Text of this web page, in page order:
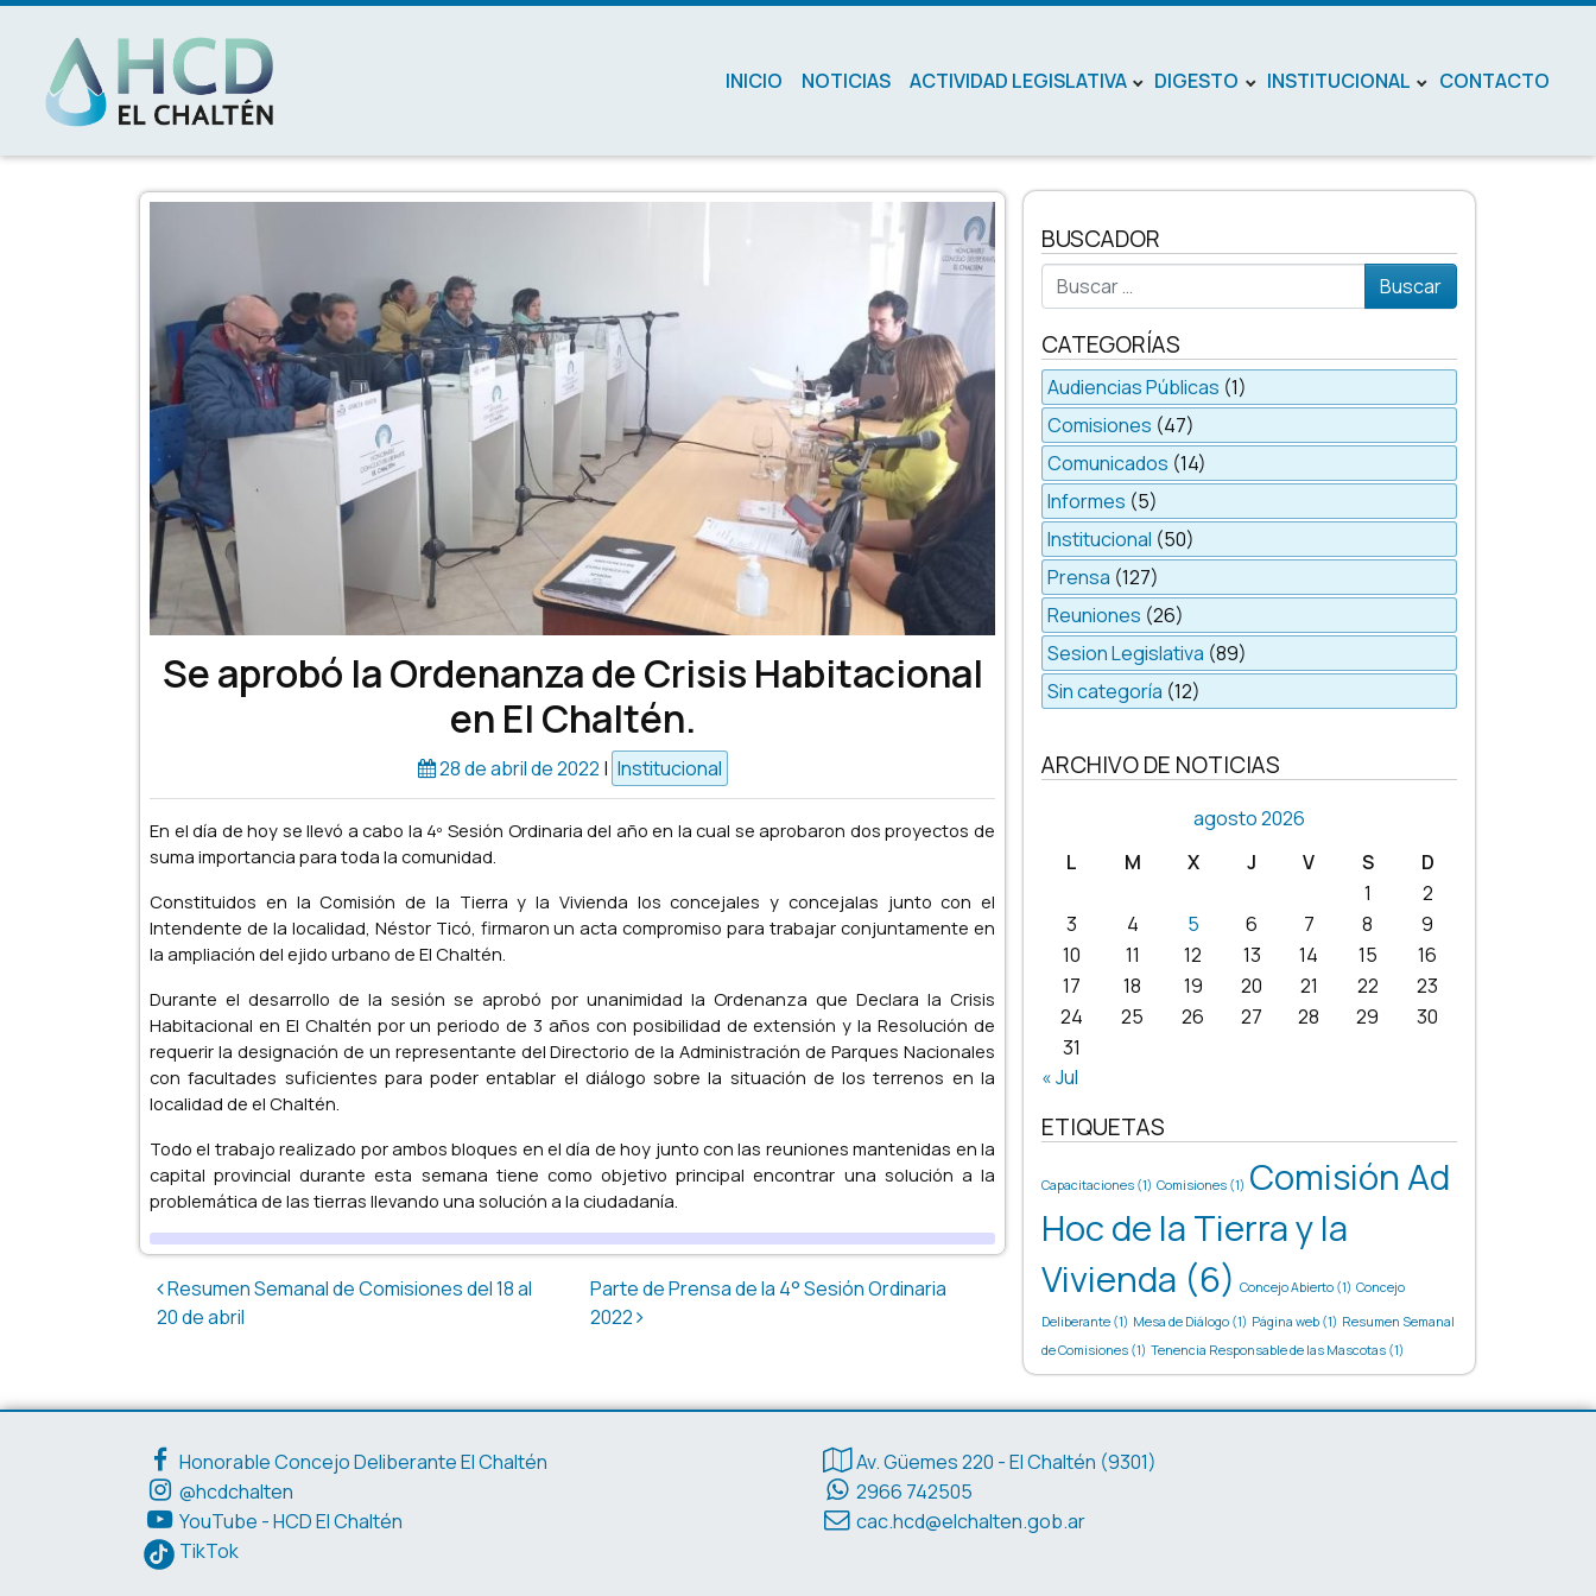
MAIN NAVIGATION INICIO NOTICIAS ACTIVIDAD LEGISLATIVA DIGESTO INSTITUCIONAL CONTACTO
Se aprobó la Ordenanza de Crisis Habitacional
en El Chaltén.
28 de abril de 2022 | Institucional
En el día de hoy se llevó a cabo la 4º Sesión Ordinaria del año en la cual se aprobaron dos proyectos de
suma importancia para toda la comunidad.
Constituidos en la Comisión de la Tierra y la Vivienda los concejales y concejalas junto con el
Intendente de la localidad, Néstor Ticó, firmaron un acta compromiso para trabajar conjuntamente en
la ampliación del ejido urbano de El Chaltén.
Durante el desarrollo de la sesión se aprobó por unanimidad la Ordenanza que Declara la Crisis
Habitacional en El Chaltén por un periodo de 3 años con posibilidad de extensión y la Resolución de
requerir la designación de un representante del Directorio de la Administración de Parques Nacionales
con facultades suficientes para poder entablar el diálogo sobre la situación de los terrenos en la
localidad de el Chaltén.
Todo el trabajo realizado por ambos bloques en el día de hoy junto con las reuniones mantenidas en la
capital provincial durante esta semana tiene como objetivo principal encontrar una solución a la
problemática de las tierras llevando una solución a la ciudadanía.
Post navigation
Resumen Semanal de Comisiones del 18 al
20 de abril
Parte de Prensa de la 4° Sesión Ordinaria
2022
BUSCADOR
Buscar
CATEGORÍAS
Audiencias Públicas (1)
Comisiones (47)
Comunicados (14)
Informes (5)
Institucional (50)
Prensa (127)
Reuniones (26)
Sesion Legislativa (89)
Sin categoría (12)
ARCHIVO DE NOTICIAS
agosto 2026
L
M X J V S
D
1
2
3
4 5 6 7 8
9
10
11 12 13 14 15
16
17
18 19 20 21 22
23
24
25 26 27 28 29
30
31
« Jul
ETIQUETAS
Capacitaciones (1) Comisiones (1) Comisión Ad
Hoc de la Tierra y la
Vivienda (6) Concejo Abierto (1) Concejo
Deliberante (1) Mesa de Diálogo (1) Página web (1) Resumen Semanal
de Comisiones (1) Tenencia Responsable de las Mascotas (1)
Enlaces de interés
Honorable Concejo Deliberante El Chaltén
@hcdchalten
YouTube - HCD El Chaltén
TikTok
Datos de contacto
Av. Güemes 220 - El Chaltén (9301)
2966 742505
cac.hcd@elchalten.gob.ar